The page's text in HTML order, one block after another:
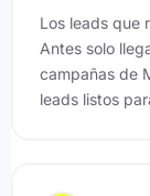
Los leads que
Antes solo
campañas de
leads listos